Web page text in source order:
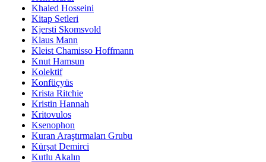
Khaled Hosseini
Kitap Setleri
Kjersti Skomsvold
Klaus Mann
Kleist Chamisso Hoffmann
Knut Hamsun
Kolektif
Konfüçyüs
Krista Ritchie
Kristin Hannah
Kritovulos
Ksenophon
Kuran Araştırmaları Grubu
Kürşat Demirci
Kutlu Akalın